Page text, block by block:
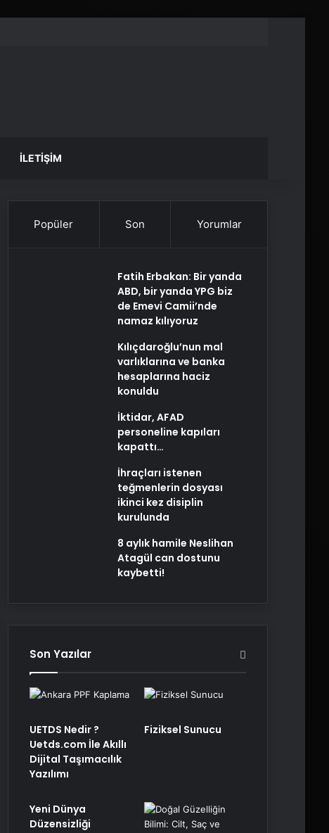
İLETIŞIM
Popüler Son Yorumlar
Fatih Erbakan: Bir yanda
ABD, bir yanda YPG biz
de Emevi Camii’nde
namaz kılıyoruz
Kılıçdaroğlu’nun mal
varlıklarına ve banka
hesaplarına haciz
konuldu
İktidar, AFAD
personeline kapıları
kapattı…
İhraçları istenen
teğmenlerin dosyası
ikinci kez disiplin
kurulunda
8 aylık hamile Neslihan
Atagül can dostunu
kaybetti!
Son Yazılar
UETDS Nedir ?
Uetds.com İle Akıllı
Dijital Taşımacılık
Yazılımı
Fiziksel Sunucu
Yeni Dünya
Düzensizliği